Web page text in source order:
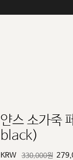
얀스 소가죽
black)
KRW 330,000원